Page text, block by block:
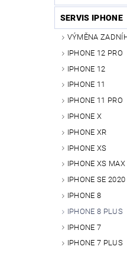
KDO JSME
SERVIS IPHONE
VÝMĚNA
IPHONE 12 PRO
IPHONE 12
IPHONE 11
IPHONE 11 PRO
IPHONE X
IPHONE XR
IPHONE XS
IPHONE XS MAX
IPHONE SE 2020
IPHONE 8
IPHONE 8 PLUS
IPHONE 7
IPHONE 7 PLUS